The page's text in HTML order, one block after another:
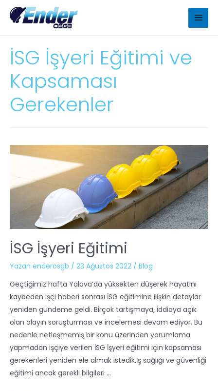
İSG İşyeri Eğitimi ve
Kapsaması
Gerekenler
İSG İşyeri Eğitimi
Yazan enderosgb / 23 Ağustos 2022 / Blog
Geçtiğimiz hafta Yalova’da yüksekten düşerek hayatını
kaybeden işçi haberi sonrası İSG eğitimine ilişkin detaylar
yeniden gündeme geldi. Birçok tartışmaya, iddiaya açık
olan olayın soruşturması ve incelemesi devam ediyor. Bu
nedenle netleşmemiş bir konu üzerinden yorumlama
yapmadan işçiye verilen İSG İşyeri eğitimi için kapsaması
gerekenleri yeniden ele almak istedik.İş sağlığı ve güvenliği
eğitimi ancak gerekli bilgileri …